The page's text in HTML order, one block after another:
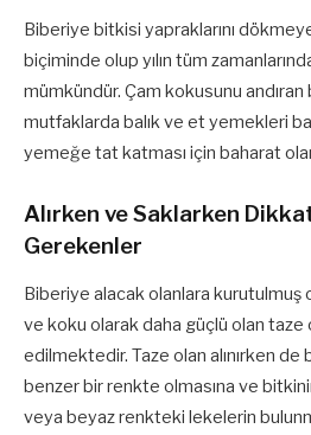
Biberiye bitkisi yapraklarını
biçiminde olup yılın tüm
mümkündür. Çam kokusunu
mutfaklarda balık ve et yemekleri
yemeğe tat katması için baharat
Alırken ve Saklarken
Gerekenler
Biberiye alacak olanlara kurutulmuş
ve koku olarak daha güçlü olan taze
edilmektedir. Taze olan alınırken de
benzer bir renkte olmasına ve
veya beyaz renkteki lekelerin